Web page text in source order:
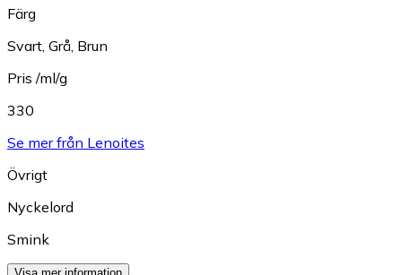
Färg
Svart, Grå, Brun
Pris /ml/g
330
Se mer från Lenoites
Övrigt
Nyckelord
Smink